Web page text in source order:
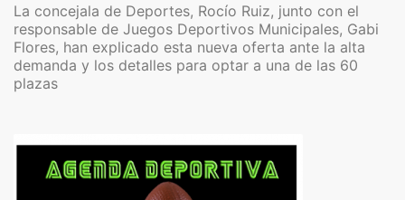
La concejala de Deportes, Rocío Ruiz, junto con el
responsable de Juegos Deportivos Municipales, Gabi
Flores, han explicado esta nueva oferta ante la alta
demanda y los detalles para optar a una de las 60
plazas